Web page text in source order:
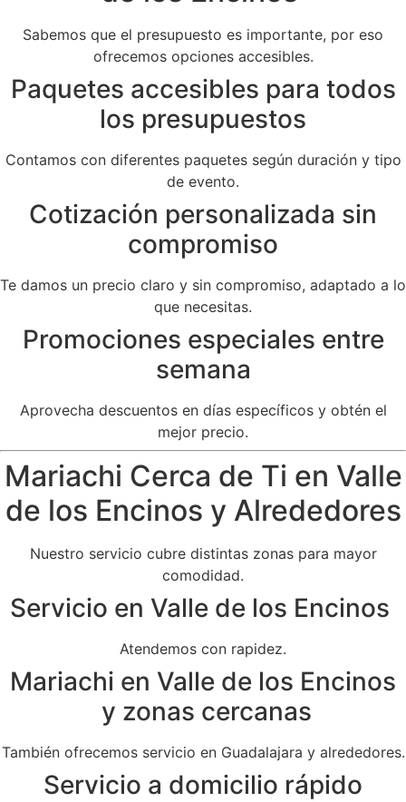
Sabemos que el presupuesto es importante, por eso
ofrecemos opciones accesibles.
Paquetes accesibles para todos
los presupuestos
Contamos con diferentes paquetes según duración y tipo
de evento.
Cotización personalizada sin
compromiso
Te damos un precio claro y sin compromiso, adaptado a lo
que necesitas.
Promociones especiales entre
semana
Aprovecha descuentos en días específicos y obtén el
mejor precio.
Mariachi Cerca de Ti en Valle
de los Encinos y Alrededores
Nuestro servicio cubre distintas zonas para mayor
comodidad.
Servicio en Valle de los Encinos
Atendemos con rapidez.
Mariachi en Valle de los Encinos
y zonas cercanas
También ofrecemos servicio en Guadalajara y alrededores.
Servicio a domicilio rápido